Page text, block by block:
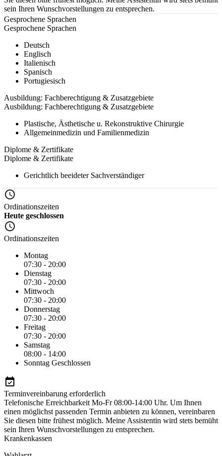
sein Ihren Wunschvorstellungen zu entsprechen.
Gesprochene Sprachen
Gesprochene Sprachen
Deutsch
Englisch
Italienisch
Spanisch
Portugiesisch
Ausbildung: Fachberechtigung & Zusatzgebiete
Ausbildung: Fachberechtigung & Zusatzgebiete
Plastische, Ästhetische u. Rekonstruktive Chirurgie
Allgemeinmedizin und Familienmedizin
Diplome & Zertifikate
Diplome & Zertifikate
Gerichtlich beeideter Sachverständiger
Ordinationszeiten
Heute geschlossen
Ordinationszeiten
Montag
07:30 - 20:00
Dienstag
07:30 - 20:00
Mittwoch
07:30 - 20:00
Donnerstag
07:30 - 20:00
Freitag
07:30 - 20:00
Samstag
08:00 - 14:00
Sonntag Geschlossen
Terminvereinbarung erforderlich
Telefonische Erreichbarkeit Mo-Fr 08:00-14:00 Uhr. Um Ihnen
einen möglichst passenden Termin anbieten zu können, vereinbaren
Sie diesen bitte frühest möglich. Meine Assistentin wird stets bemüht
sein Ihren Wunschvorstellungen zu entsprechen.
Krankenkassen